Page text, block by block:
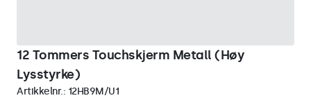
12 Tommers Touchskjerm Metall (Høy
Lysstyrke)
Artikkelnr.: 12HB9M/U1